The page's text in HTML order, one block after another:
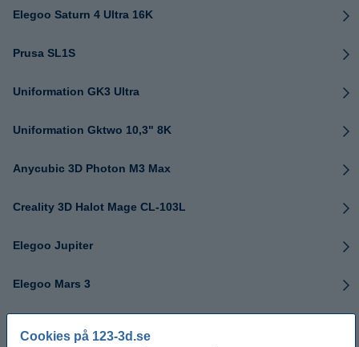
Cookies på 123-3d.se
Elegoo Saturn 4 Ultra 16K
Prusa SL1S
Uniformation GK3 Ultra
Uniformation Gktwo 10,3" 8K
Anycubic 3D Photon M3 Max
Creality 3D Halot Mage CL-103L
Elegoo Jupiter
Elegoo Mars 3